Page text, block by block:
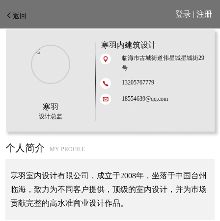
登录 | 注册
返回
寒羽
设计总监
寒羽内建筑设计
临海市古城街道伟星城星城街29
号
13205767779
18554639@qq.com
个人简介 MY PROFILE
寒羽室内设计有限公司，成立于2008年，坐落于中国台州
临海，致力为不同客户提供，顶级的室内设计，并为市场
贡献完整的高水准商业设计作品。